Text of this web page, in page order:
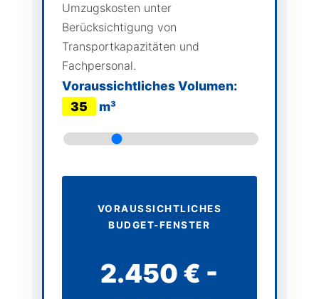
Umzugskosten unter
Berücksichtigung von
Transportkapazitäten und
Fachpersonal.
Voraussichtliches Volumen:
35
m³
VORAUSSICHTLICHES
BUDGET-FENSTER
2.450 € -